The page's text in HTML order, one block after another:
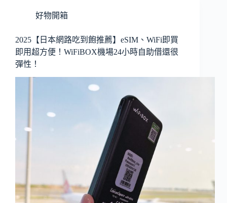
好物開箱
2025【日本網路吃到飽推薦】eSIM、WiFi即買
即用超方便！WiFiBOX機場24小時自助借還很
彈性！